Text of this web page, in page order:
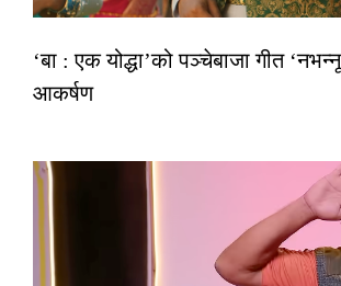
‘बा : एक योद्धा’को पञ्चेबाजा गीत
आकर्षण